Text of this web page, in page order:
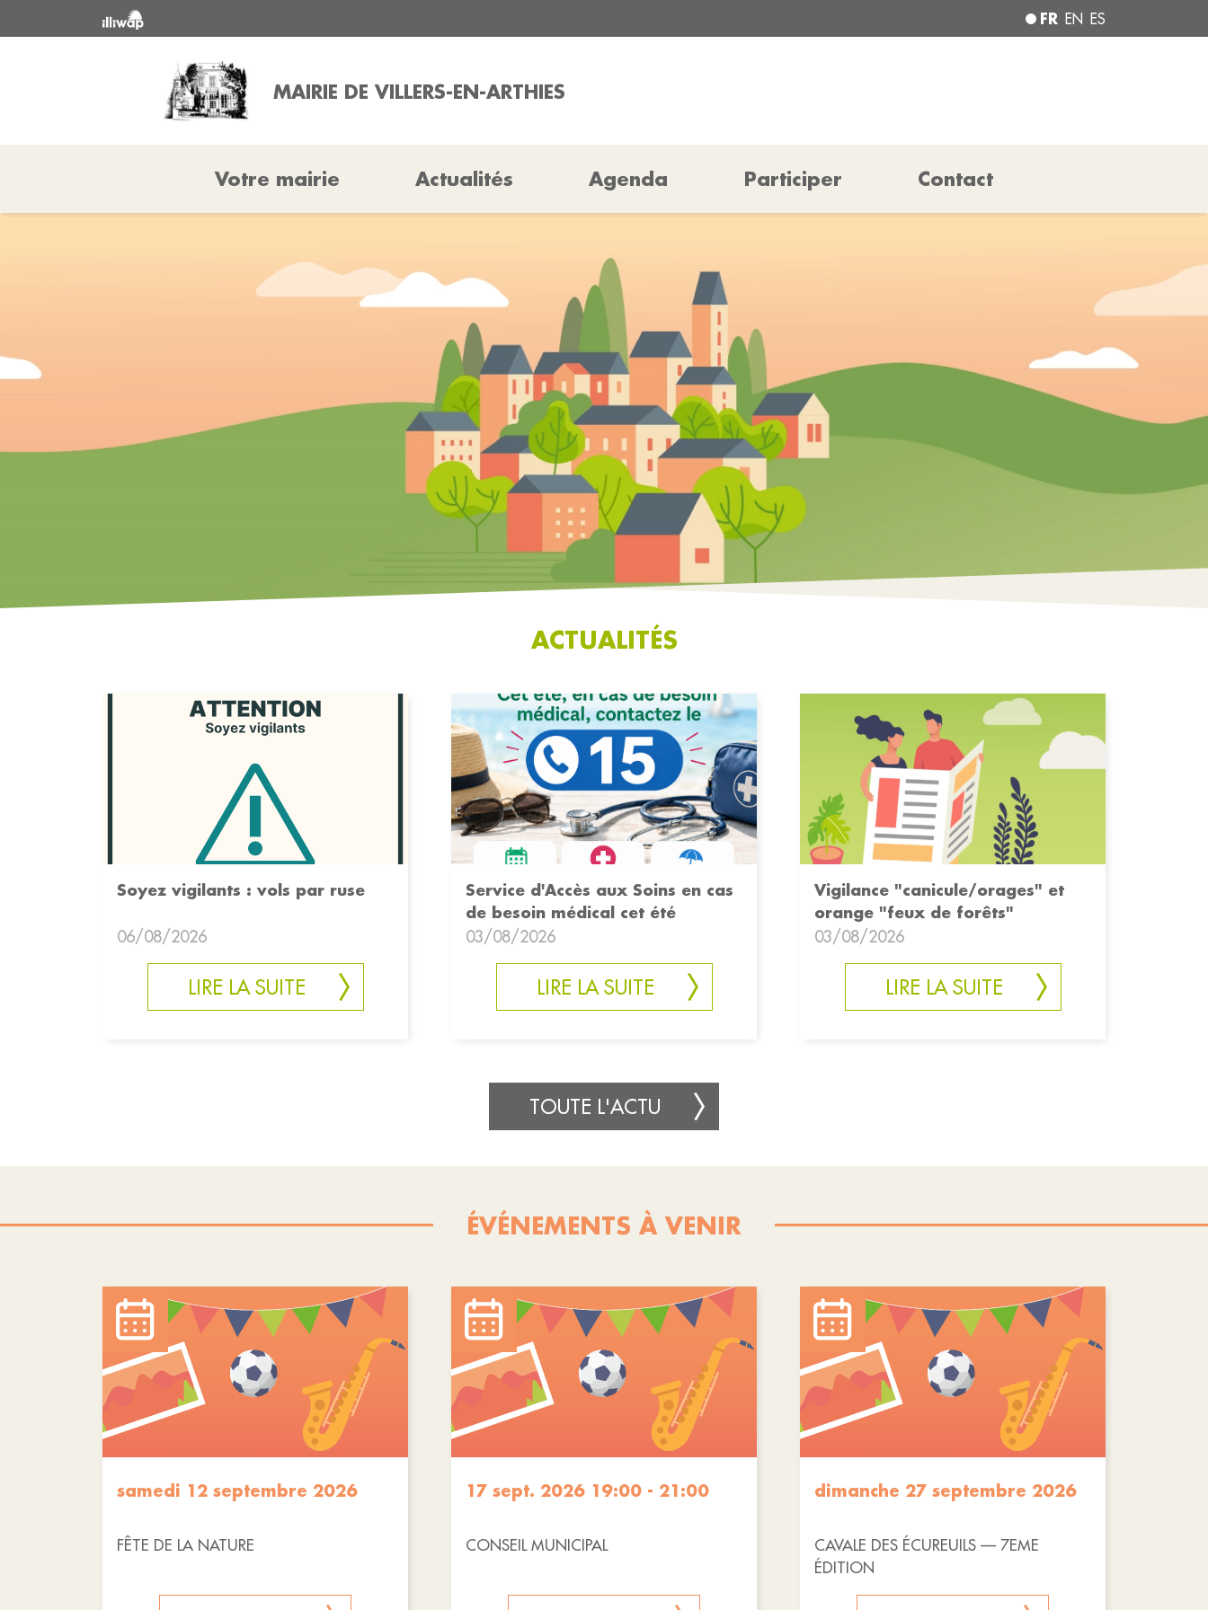
FR EN ES
MAIRIE DE VILLERS-EN-ARTHIES
Votre mairie Actualités Agenda Participer Contact
ACTUALITÉS
Soyez vigilants : vols par ruse
06/08/2026
LIRE LA SUITE
Service d'Accès aux Soins en cas
de besoin médical cet été
03/08/2026
LIRE LA SUITE
Vigilance "canicule/orages" et
orange "feux de forêts"
03/08/2026
LIRE LA SUITE
TOUTE L'ACTU
ÉVÉNEMENTS À VENIR
samedi 12 septembre 2026
FÊTE DE LA NATURE
17 sept. 2026 19:00 - 21:00
CONSEIL MUNICIPAL
dimanche 27 septembre 2026
CAVALE DES ÉCUREUILS — 7EME
ÉDITION